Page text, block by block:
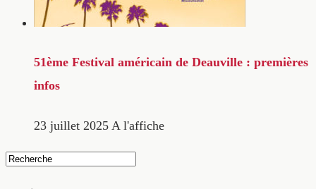
51ème Festival américain de Deauville : premières
infos
23 juillet 2025 A l'affiche